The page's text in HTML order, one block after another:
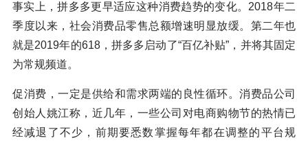
事实上，拼多多更早适应这种消费趋势的变化。2018年二
季度以来，社会消费品零售总额增速明显放缓。第二年也
就是2019年的618，拼多多启动了“百亿补贴”，并将其固定
为常规频道。
促消费，一定是供给和需求两端的良性循环。消费品公司
创始人姚江称，近几年，一些公司对电商购物节的热情已
经减退了不少，前期要悉数掌握每年都在调整的平台规